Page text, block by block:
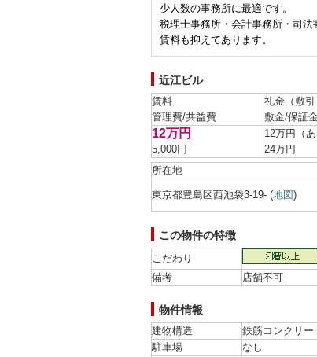
少人数の事務所に最適です。
税理士事務所・会計事務所・司法
賃料も抑えてあります。
近江ビル
賃料
管理費/共益費
礼金 （敷
敷金/保証
12万円
5,000円
12万円
（
24万円
所在地
東京都豊島区西池袋3-19- (地図)
この物件の特徴
こだわり
備考
店舗不可
物件情報
建物構造 鉄筋コンクリー
駐車場
なし